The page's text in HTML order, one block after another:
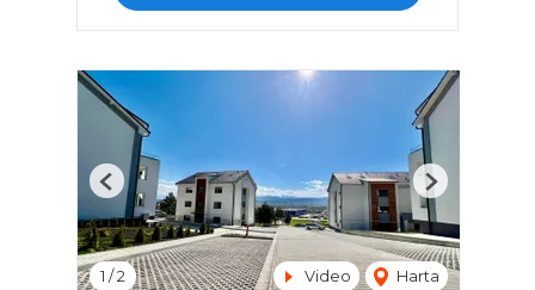
1 /2 Video Harta
Previous Next